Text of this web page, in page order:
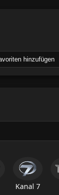
hinzufügen
Kanal 7